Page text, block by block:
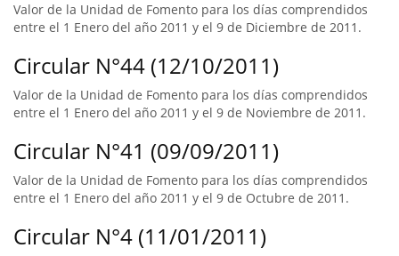
Valor de la Unidad de Fomento para los días comprendidos
entre el 1 Enero del año 2011 y el 9 de Diciembre de 2011.
Circular N°44 (12/10/2011)
Valor de la Unidad de Fomento para los días comprendidos
entre el 1 Enero del año 2011 y el 9 de Noviembre de 2011.
Circular N°41 (09/09/2011)
Valor de la Unidad de Fomento para los días comprendidos
entre el 1 Enero del año 2011 y el 9 de Octubre de 2011.
Circular N°4 (11/01/2011)